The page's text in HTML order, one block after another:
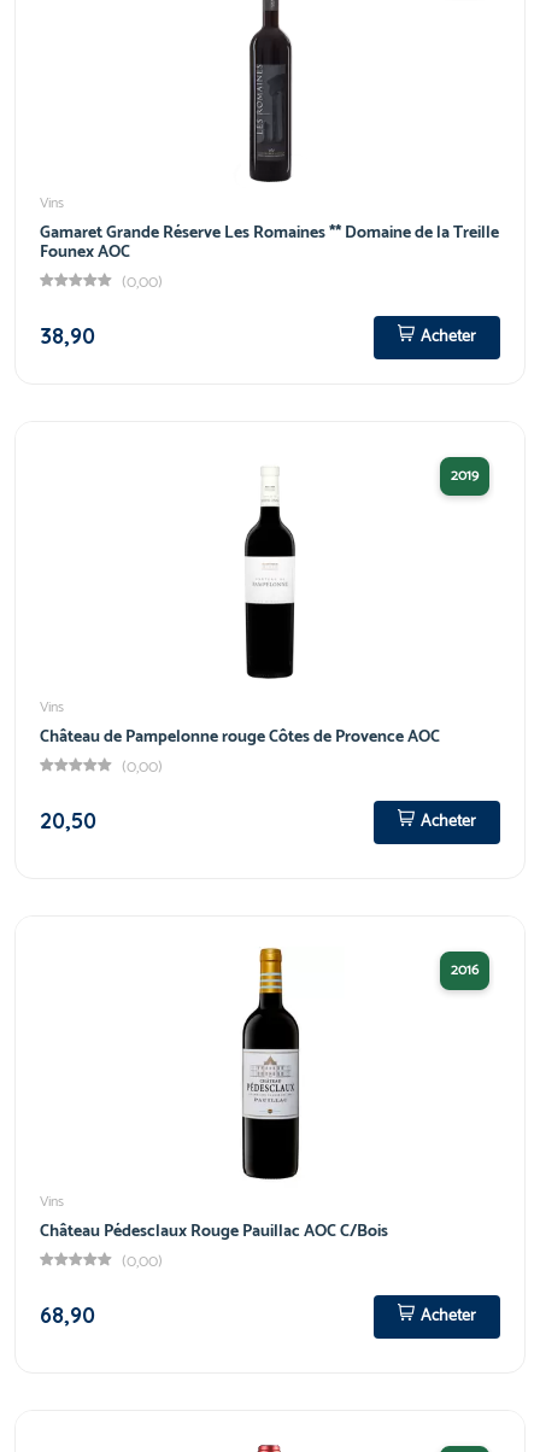
Vins
Gamaret Grande Réserve Les Romaines ** Domaine de la Treille
Founex AOC
(0,00)
38,90
Acheter
2019
Vins
Château de Pampelonne rouge Côtes de Provence AOC
(0,00)
20,50
Acheter
2016
Vins
Château Pédesclaux Rouge Pauillac AOC C/Bois
(0,00)
68,90
Acheter